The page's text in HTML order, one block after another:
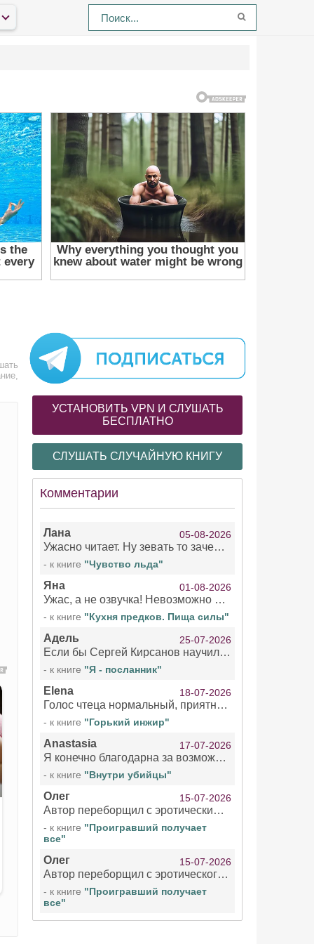
УСТАНОВИТЬ VPN И СЛУШАТЬ
БЕСПЛАТНО
СЛУШАТЬ СЛУЧАЙНУЮ КНИГУ
Комментарии
Лана 05-08-2026
Ужасно читает. Ну зевать то зачем. Уже не говорю, что ударения ставит, как хочет.
- к книге "Чувство льда"
Яна 01-08-2026
Ужас, а не озвучка! Невозможно вникать в смысл текста из за кривляний чтеца
- к книге "Кухня предков. Пища силы"
Адель 25-07-2026
Если бы Сергей Кирсанов научился не сглатывать каждые 1-2 минуты слюну, так что слышно в микрофоне и, что вызывает отвращение, то мелжно было бы слушать.
- к книге "Я - посланник"
Elena 18-07-2026
Голос чтеца нормальный, приятный тембр. Мне очень понравилось озвучивание рассказа. Очень странный отзыв Надежды. Может у неё что-то с нервами?
- к книге "Горький инжир"
Anastasia 17-07-2026
Я конечно благодарна за возможность бесплатно слушать книги даже новинки , но чтение этой книги просто ужасно
- к книге "Внутри убийцы"
Олег 15-07-2026
Автор переборщил с эротическими сценами. Похоже, с этим у него проблемы.
- к книге "Проигравший получает
все"
Олег 15-07-2026
Автор переборщил с эротического сценами. Похоже, с этим у него проблемы.
- к книге "Проигравший получает
все"